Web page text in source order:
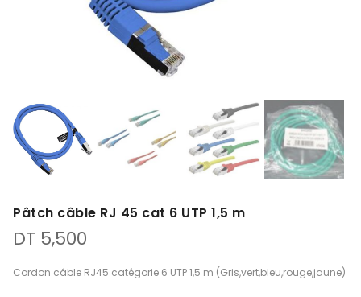
Pâtch câble RJ 45 cat 6 UTP 1,5 m
DT 5,500
Cordon câble RJ45 catégorie 6 UTP 1,5 m (Gris,vert,bleu,rouge,jaune)